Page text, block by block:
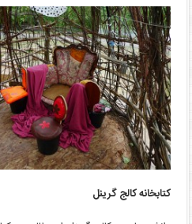
کتابخانه کالج گرینل